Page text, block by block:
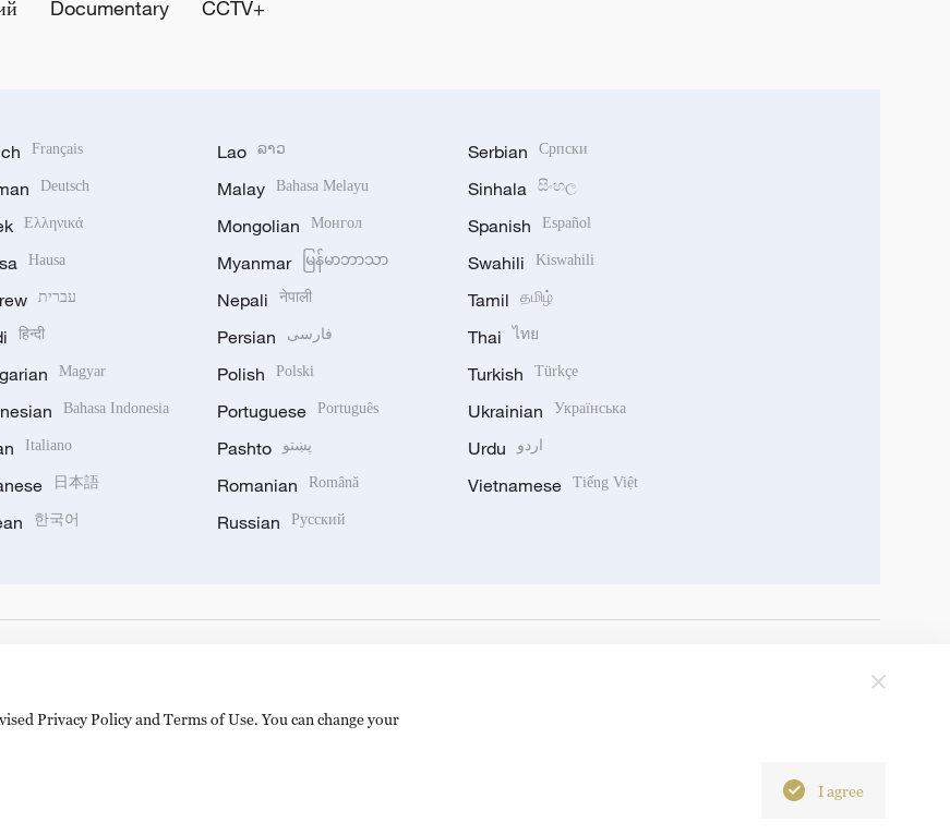
Documentary CCTV+
Français
Deutsch
Ελληνικά
Hausa
עברית
हिन्दी
Magyar
Bahasa Indonesia
Italiano
日本語
한국어
Lao ລາວ
Malay Bahasa Melayu
Mongolian Монгол
Myanmar မြန်မာဘာသာ
Nepali नेपाली
Persian فارسی
Polish Polski
Portuguese Português
Pashto پښتو
Romanian Română
Russian Русский
Serbian Српски
Sinhala සිංහල
Spanish Español
Swahili Kiswahili
Tamil தமிழ்
Thai ไทย
Turkish Türkçe
Ukrainian Українська
Urdu اردو
Vietnamese Tiếng Việt
Road, Beijing, China. 100040
Privacy Policy and Terms of Use. You can change your
I agree